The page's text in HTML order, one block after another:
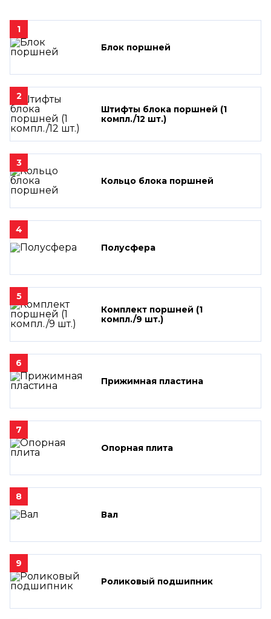
1
Блок поршней
2
Штифты блока поршней (1
компл./12 шт.)
3
Кольцо блока поршней
4
Полусфера
5
Комплект поршней (1
компл./9 шт.)
6
Прижимная пластина
7
Опорная плита
8
Вал
9
Роликовый подшипник